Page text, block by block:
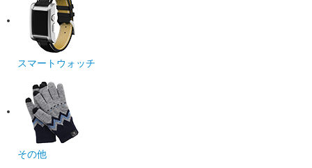
スマートウォッチ
その他